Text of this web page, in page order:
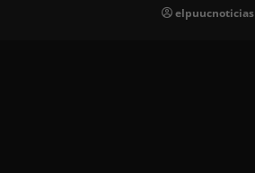
elpuucnoticias